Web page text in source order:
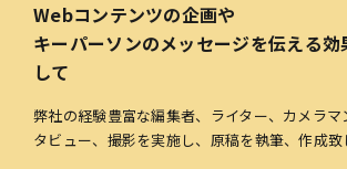
Webコンテンツの企画や
キーパーソンのメッセージを伝える効
して
弊社の経験豊富な編集者、ライター、カメラマ
タビュー、撮影を実施し、原稿を執筆、作成致